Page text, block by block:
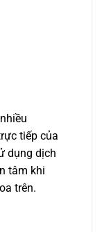
tiếp của
dụng dịch
tâm khi
trên.